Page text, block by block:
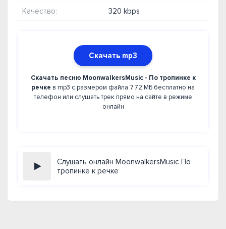
Качество: 320 kbps
Скачать mp3
Скачать песню MoonwalkersMusic - По тропинке к
речке в mp3 с размером файла 7.72 МБ бесплатно на
телефон или слушать трек прямо на сайте в режиме
онлайн
Слушать онлайн MoonwalkersMusic По
тропинке к речке